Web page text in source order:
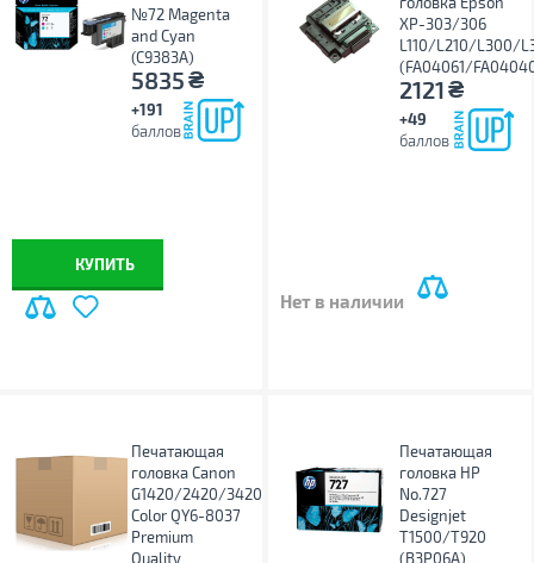
№72 Magenta
and Cyan
(C9383A)
5835₴
+191
баллов
КУПИТЬ
XP-303/306
L110/L210/L300/
(FA04061/
2121₴
+49
баллов
Нет в наличии
Печатающая
головка Canon
G1420/2420/3420
Color QY6-8037
Premium
Quality
Печатающая
головка HP
No.727
Designjet
T1500/T920
(B3P06A)